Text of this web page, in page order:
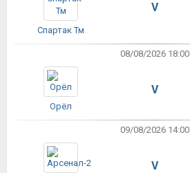
Спартак Тм
V
08/08/2026 18:00
Орёл
V
09/08/2026 14:00
V